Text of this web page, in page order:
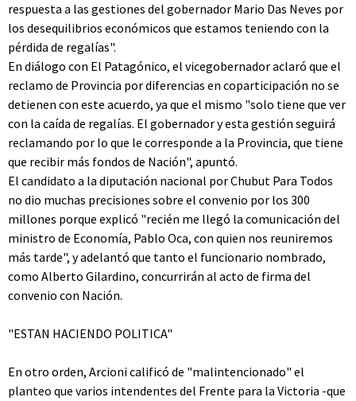
respuesta a las gestiones del gobernador Mario Das Neves por
los desequilibrios económicos que estamos teniendo con la
pérdida de regalías".
En diálogo con El Patagónico, el vicegobernador aclaró que el
reclamo de Provincia por diferencias en coparticipación no se
detienen con este acuerdo, ya que el mismo "solo tiene que ver
con la caída de regalías. El gobernador y esta gestión seguirá
reclamando por lo que le corresponde a la Provincia, que tiene
que recibir más fondos de Nación", apuntó.
El candidato a la diputación nacional por Chubut Para Todos
no dio muchas precisiones sobre el convenio por los 300
millones porque explicó "recién me llegó la comunicación del
ministro de Economía, Pablo Oca, con quien nos reuniremos
más tarde", y adelantó que tanto el funcionario nombrado,
como Alberto Gilardino, concurrirán al acto de firma del
convenio con Nación.
"ESTAN HACIENDO POLITICA"
En otro orden, Arcioni calificó de "malintencionado" el
planteo que varios intendentes del Frente para la Victoria -que